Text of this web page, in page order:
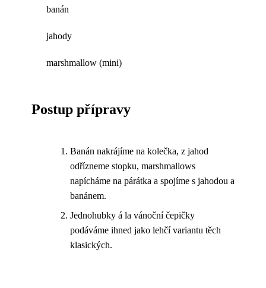
banán
jahody
marshmallow (mini)
Postup přípravy
Banán nakrájíme na kolečka, z jahod
odřízneme stopku, marshmallows
napícháme na párátka a spojíme s jahodou a
banánem.
Jednohubky á la vánoční čepičky
podáváme ihned jako lehčí variantu těch
klasických.